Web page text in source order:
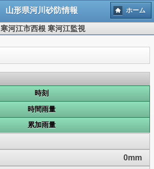
山形県河川砂防情報 ホーム
寒河江市西根 寒河江監視
時刻
時間雨量
累加雨量
0mm